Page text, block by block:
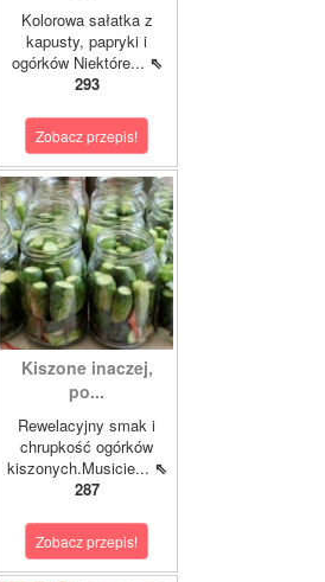
Kolorowa sałatka z
kapusty, papryki i
ogórków Niektóre... ⇖
293
Zobacz przepis!
Kiszone inaczej,
po...
Rewelacyjny smak i
chrupkość ogórków
kiszonych.Musicie... ⇖
287
Zobacz przepis!